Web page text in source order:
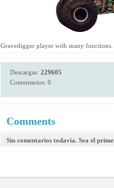
Gravedigger player with many
Descargas: 229605
Comentarios: 0
Comments
Sin comentarios todavía. Sea el